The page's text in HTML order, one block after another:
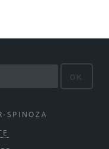
OK
SPINOZA